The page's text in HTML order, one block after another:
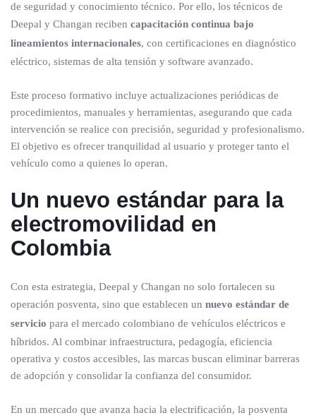
de seguridad y conocimiento técnico. Por ello, los técnicos de
Deepal y Changan reciben capacitación continua bajo
lineamientos internacionales, con certificaciones en diagnóstico
eléctrico, sistemas de alta tensión y software avanzado.
Este proceso formativo incluye actualizaciones periódicas de
procedimientos, manuales y herramientas, asegurando que cada
intervención se realice con precisión, seguridad y profesionalismo.
El objetivo es ofrecer tranquilidad al usuario y proteger tanto el
vehículo como a quienes lo operan.
Un nuevo estándar para la
electromovilidad en
Colombia
Con esta estrategia, Deepal y Changan no solo fortalecen su
operación posventa, sino que establecen un nuevo estándar de
servicio para el mercado colombiano de vehículos eléctricos e
híbridos. Al combinar infraestructura, pedagogía, eficiencia
operativa y costos accesibles, las marcas buscan eliminar barreras
de adopción y consolidar la confianza del consumidor.
En un mercado que avanza hacia la electrificación, la posventa